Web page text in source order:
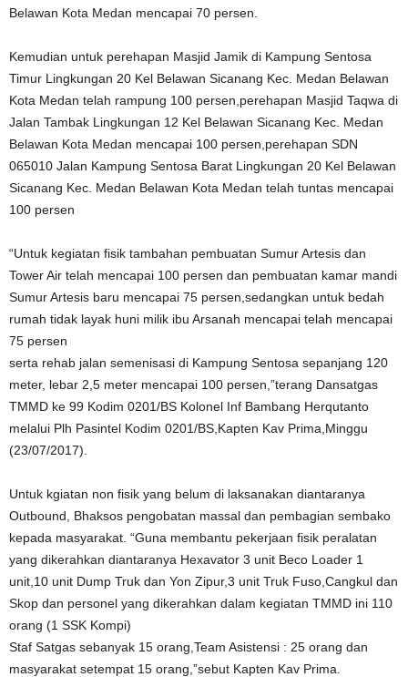
Belawan Kota Medan mencapai 70 persen.
Kemudian untuk perehapan Masjid Jamik di Kampung Sentosa
Timur Lingkungan 20 Kel Belawan Sicanang Kec. Medan Belawan
Kota Medan telah rampung 100 persen,perehapan Masjid Taqwa di
Jalan Tambak Lingkungan 12 Kel Belawan Sicanang Kec. Medan
Belawan Kota Medan mencapai 100 persen,perehapan SDN
065010 Jalan Kampung Sentosa Barat Lingkungan 20 Kel Belawan
Sicanang Kec. Medan Belawan Kota Medan telah tuntas mencapai
100 persen
“Untuk kegiatan fisik tambahan pembuatan Sumur Artesis dan
Tower Air telah mencapai 100 persen dan pembuatan kamar mandi
Sumur Artesis baru mencapai 75 persen,sedangkan untuk bedah
rumah tidak layak huni milik ibu Arsanah mencapai telah mencapai
75 persen
serta rehab jalan semenisasi di Kampung Sentosa sepanjang 120
meter, lebar 2,5 meter mencapai 100 persen,”terang Dansatgas
TMMD ke 99 Kodim 0201/BS Kolonel Inf Bambang Herqutanto
melalui Plh Pasintel Kodim 0201/BS,Kapten Kav Prima,Minggu
(23/07/2017).
Untuk kgiatan non fisik yang belum di laksanakan diantaranya
Outbound, Bhaksos pengobatan massal dan pembagian sembako
kepada masyarakat. “Guna membantu pekerjaan fisik peralatan
yang dikerahkan diantaranya Hexavator 3 unit Beco Loader 1
unit,10 unit Dump Truk dan Yon Zipur,3 unit Truk Fuso,Cangkul dan
Skop dan personel yang dikerahkan dalam kegiatan TMMD ini 110
orang (1 SSK Kompi)
Staf Satgas sebanyak 15 orang,Team Asistensi : 25 orang dan
masyarakat setempat 15 orang,”sebut Kapten Kav Prima.